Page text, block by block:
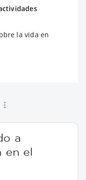
la vida en
a
en el